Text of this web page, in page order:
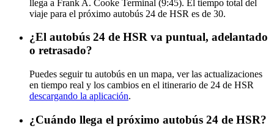
llega a Frank A. Cooke Terminal (9:45). El tiempo total del
viaje para el próximo autobús 24 de HSR es de 30.
¿El autobús 24 de HSR va puntual, adelantado
o retrasado?
Puedes seguir tu autobús en un mapa, ver las actualizaciones
en tiempo real y los cambios en el itinerario de 24 de HSR
descargando la aplicación.
¿Cuándo llega el próximo autobús 24 de HSR?